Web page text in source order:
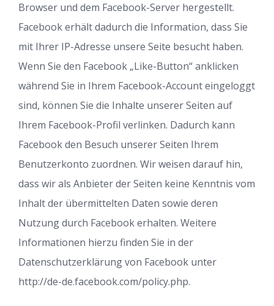
Browser und dem Facebook-Server hergestellt.
Facebook erhält dadurch die Information, dass Sie
mit Ihrer IP-Adresse unsere Seite besucht haben.
Wenn Sie den Facebook „Like-Button“ anklicken
während Sie in Ihrem Facebook-Account eingeloggt
sind, können Sie die Inhalte unserer Seiten auf
Ihrem Facebook-Profil verlinken. Dadurch kann
Facebook den Besuch unserer Seiten Ihrem
Benutzerkonto zuordnen. Wir weisen darauf hin,
dass wir als Anbieter der Seiten keine Kenntnis vom
Inhalt der übermittelten Daten sowie deren
Nutzung durch Facebook erhalten. Weitere
Informationen hierzu finden Sie in der
Datenschutzerklärung von Facebook unter
http://de-de.facebook.com/policy.php.